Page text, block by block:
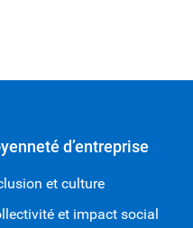
d’entreprise
et culture
et impact social